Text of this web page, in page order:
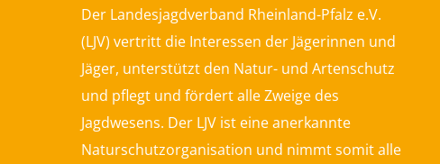
Der Landesjagdverband Rheinland-Pfalz e.V.
(LJV) vertritt die Interessen der Jägerinnen und
Jäger, unterstützt den Natur- und Artenschutz
und pflegt und fördert alle Zweige des
Jagdwesens. Der LJV ist eine anerkannte
Naturschutzorganisation und nimmt somit alle